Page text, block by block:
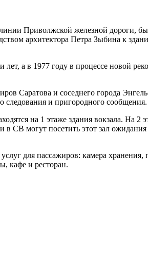
Приволжской железной дороги,
архитектора Петра Зыбина к
лет, а в 1977 году в процессе новой
Саратова и соседнего города
следования и пригородного сообщения.
на 1 этаже здания вокзала.
СВ могут посетить этот зал
для пассажиров: камера
кафе и ресторан.